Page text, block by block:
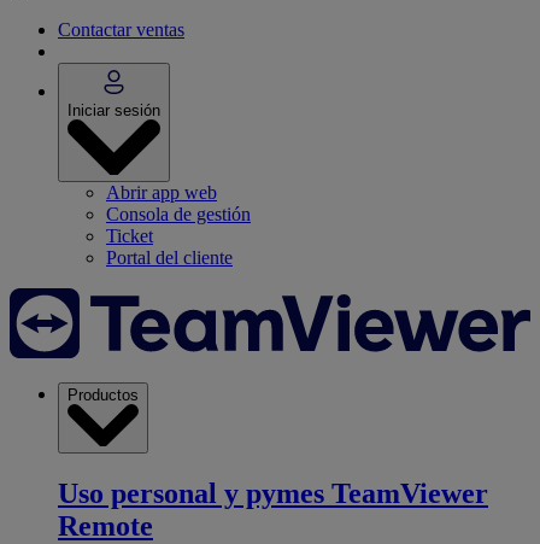
Contactar ventas
Iniciar sesión
Abrir app web
Consola de gestión
Ticket
Portal del cliente
Productos
Uso personal y pymes TeamViewer
Remote